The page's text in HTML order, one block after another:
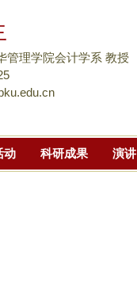
到
主
要
内
管理学院会计学系 教授
动 科研成果 演讲